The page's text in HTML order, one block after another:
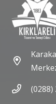
(0288)